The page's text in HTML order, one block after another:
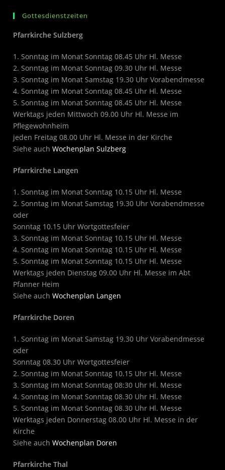
Gottesdienstzeiten
Pfarrkirche Sulzberg
1. Sonntag im Monat Sonntag 08.45 Uhr Hl. Messe
2. Sonntag im Monat Sonntag 09.30 Uhr Hl. Messe
3. Sonntag im Monat Samstag 19.30 Uhr Vorabendmesse
4. Sonntag im Monat Sonntag 08.45 Uhr Hl. Messe
5. Sonntag im Monat Sonntag 08.45 Uhr Hl. Messe
Werktags jeden Mittwoch 09.00 Uhr Hl. Messe im
Pflegewohnheim
jeden Freitag 08.00 Uhr Hl. Messe in der Kirche
Siehe auchWochenplan Sulzberg
Pfarrkirche Langen
1. Sonntag im Monat Sonntag 10.15 Uhr Hl. Messe
2. Sonntag im Monat Samstag 19.30 Uhr Vorabendmesse
oder
Sonntag 10.15 Uhr Wortgottesfeier
3. Sonntag im Monat Sonntag 10.15 Uhr Hl. Messe
4. Sonntag im Monat Sonntag 10.15 Uhr Hl. Messe
5. Sonntag im Monat Sonntag 10.15 Uhr Hl. Messe
Werktags jeden Dienstag 09.00 Uhr Hl. Messe im Abt
Pfanner Heim
Siehe auchWochenplan Langen
Pfarrkirche Doren
1. Sonntag im Monat Samstag 19.30 Uhr Vorabendmesse
oder
Sonntag 08.30 Uhr Wortgottesfeier
2. Sonntag im Monat Sonntag 10.15 Uhr Hl. Messe
3. Sonntag im Monat Sonntag 08:30 Uhr Hl. Messe
4. Sonntag im Monat Sonntag 08.30 Uhr Hl. Messe
5. Sonntag im Monat Sonntag 08.30 Uhr Hl. Messe
Werktags jeden Donnerstag 08.00 Uhr Hl. Messe in der
Kirche
Siehe auchWochenplan Doren
Pfarrkirche Thal